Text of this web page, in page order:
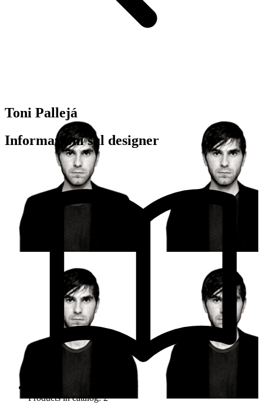
Toni Pallejá
Informazioni sul designer
Products in catalog: 2